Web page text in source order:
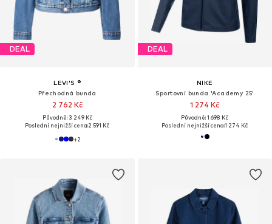
DEAL
LEVI'S ®
Přechodná bunda
2 762 Kč
Původně: 3 249 Kč
Poslední nejnižší cena:2 591 Kč
+2
DEAL
NIKE
Sportovní bunda 'Academy 25'
1 274 Kč
Původně: 1 698 Kč
Poslední nejnižší cena:1 274 Kč